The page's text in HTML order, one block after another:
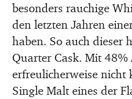
besonders rauchige
den letzten Jahren
haben. So auch dieser
Quarter Cask. Mit
erfreulicherweise nicht
Single Malt eines der